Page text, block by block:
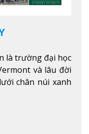
là trường đại học
và lâu đời
chân núi xanh